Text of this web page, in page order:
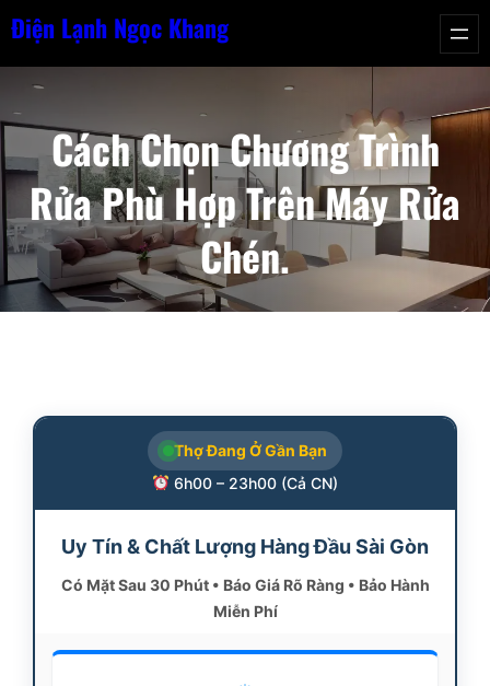
Chuyển
nội
Điện Lạnh Ngọc Khang
Cách Chọn Chương Trình
Rửa Phù Hợp Trên Máy Rửa
Chén.
Thợ Đang Ở Gần Bạn
6h00 – 23h00 (Cả CN)
Uy Tín & Chất Lượng Hàng Đầu Sài Gòn
Có Mặt Sau 30 Phút • Báo Giá Rõ Ràng • Bảo Hành
Miễn Phí